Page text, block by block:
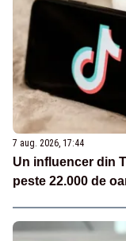
7 aug. 2026, 17:44
Un influencer din
peste 22.000 de